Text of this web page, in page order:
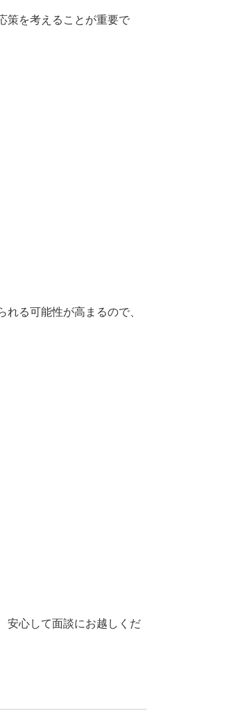
策を考えることが重要で
る可能性が高まるので、
安心して面談にお越しくだ